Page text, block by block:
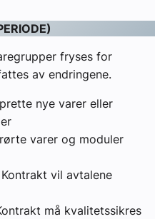
fryses for
av endringene.
nye varer eller
varer og moduler
vil avtalene
må kvalitetssikres